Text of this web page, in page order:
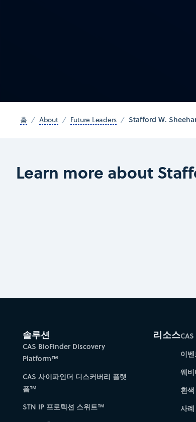
홈 About Future Leaders Stafford W.
Learn more about
솔루션
CAS BioFinder Discovery
Platform™
CAS 사이파인더 디스커버리 플랫
폼™
STN IP 프로텍션 스위트™
리소스
이
웨
흰
사